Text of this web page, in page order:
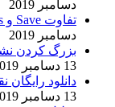
دسامبر 2019
تفاوت Save و Save as در اتوکد-زمان autocad Save as
دسامبر 2019
بزرگ کردن
13 دسامبر 2019
دانلود
13 دسامبر 2019